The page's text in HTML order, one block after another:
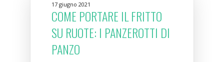
17 giugno 2021
COME PORTARE IL FRITTO
SU RUOTE: I PANZEROTTI DI
PANZO